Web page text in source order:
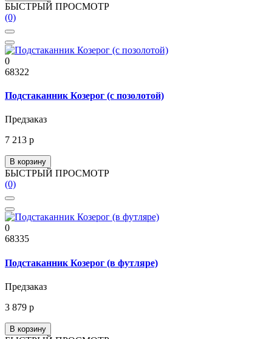
БЫСТРЫЙ ПРОСМОТР
(0)
0
68322
Подстаканник Козерог (с позолотой)
Предзаказ
7 213 р
В корзину
БЫСТРЫЙ ПРОСМОТР
(0)
0
68335
Подстаканник Козерог (в футляре)
Предзаказ
3 879 р
В корзину